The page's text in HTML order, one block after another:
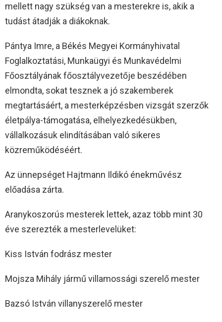
mellett nagy szükség van a mesterekre is, akik a
tudást átadják a diákoknak.
Pántya Imre, a Békés Megyei Kormányhivatal
Foglalkoztatási, Munkaügyi és Munkavédelmi
Főosztályának főosztályvezetője beszédében
elmondta, sokat tesznek a jó szakemberek
megtartásáért, a mesterképzésben vizsgát szerzők
életpálya-támogatása, elhelyezkedésükben,
vállalkozásuk elindításában való sikeres
közreműködéséért.
Az ünnepséget Hajtmann Ildikó énekművész
előadása zárta.
Aranykoszorús mesterek lettek, azaz több mint 30
éve szerezték a mesterlevelüket:
Kiss István fodrász mester
Mojsza Mihály jármű villamossági szerelő mester
Bazsó István villanyszerelő mester